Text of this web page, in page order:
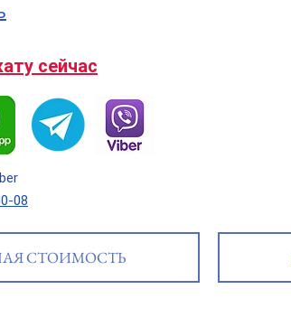
сейчас
08
СТОИМОСТЬ